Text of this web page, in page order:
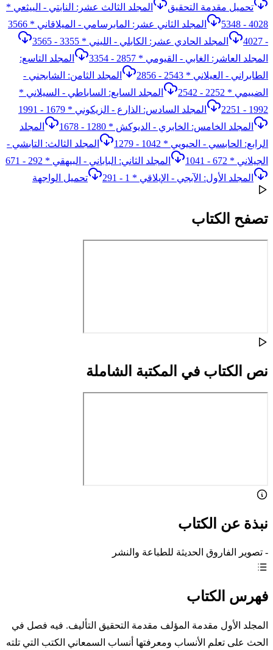
تحميل مقدمة التحقيق
المجلد الثالث عشر: النابتي - الييثعي *
4028 - 5348
المجلد الثاني عشر: المابرسامي - الميلاقاني * 3566
- 4027
المجلد الحادي عشر: الكابلي - الليني * 3355 - 3565
المجلد العاشر: الغابي - القيومي * 2857 - 3354
المجلد التاسع:
الطابراني - العيلاني * 2543 - 2856
المجلد الثامن: الشابجني -
الضييمي * 2252 - 2542
المجلد السابع: الساباطي - السيلاني *
1992 - 2251
المجلد السادس: الذارع - الزيكوني * 1679 - 1991
المجلد الخامس: الخابري - الديوكش * 1280 - 1678
المجلد
الرابع: الحابسي - الحيويي * 1042 - 1279
المجلد الثالث: التابشي -
الجيلاني * 672 - 1041
المجلد الثاني: الباباني - البيهقي * 292 - 671
المجلد الأول: الآبجي - الإيلاقي * 1 - 291
تحميل الواجهة
تصفح الكتاب
نص الكتاب في المكتبة الشاملة
نبذة عن الكتاب
- تصوير الفاروق الحديثة للطباعة والنشر
فهرس الكتاب
المجلد الأول مقدمة المؤلف مقدمة التحقيق التأليف. فيه فصل في
الحث على تعلم الأنساب ومعرفتها أنساب السمعاني الكتب التي تلته